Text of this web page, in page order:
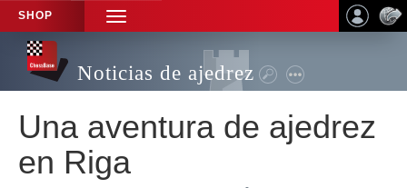
SHOP
TOGGLE
NAVIGATION
Noticias de ajedrez
Una aventura de ajedrez
en Riga